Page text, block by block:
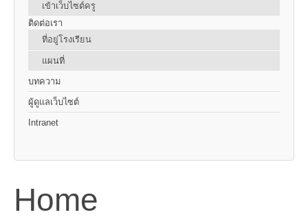
เข้าเว็บไซต์ครู
ติดต่อเรา
ที่อยู่โรงเรียน
แผนที่
บทความ
ผู้ดูแลเว็บไซต์
Intranet
Home